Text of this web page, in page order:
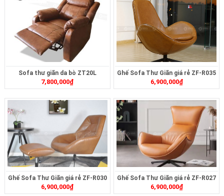
Sofa thư giãn da bò ZT20L
7,800,000₫
Ghế Sofa Thư Giãn giá rẻ ZF-R035
6,900,000₫
Ghế Sofa Thư Giãn giá rẻ ZF-R030
6,900,000₫
Ghế Sofa Thư Giãn giá rẻ ZF-R027
6,900,000₫